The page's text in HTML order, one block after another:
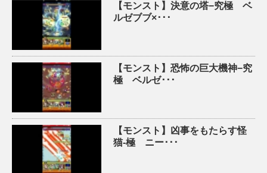
【モンスト】決意の塔−究極 ベ
ルゼブブ×･･･
【モンスト】恐怖の巨大機神−究
極 ベルゼ･･･
【モンスト】凶事をもたらす怪
猫-極 ニー･･･